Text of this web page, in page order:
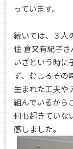
っています。
続いては、３人
住 倉又有紀子さ
いざという時に
ず、むしろその
生まれた工夫や
組んでいるから
何も起きていな
感しました。